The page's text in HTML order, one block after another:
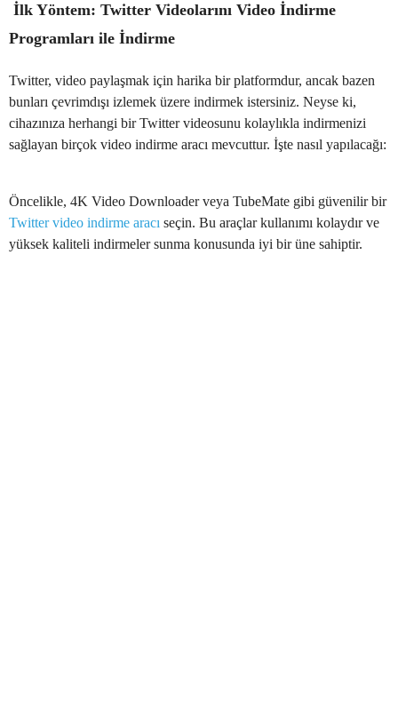
İlk Yöntem: Twitter Videolarını Video İndirme
Programları ile İndirme
Twitter, video paylaşmak için harika bir platformdur, ancak bazen
bunları çevrimdışı izlemek üzere indirmek istersiniz. Neyse ki,
cihazınıza herhangi bir Twitter videosunu kolaylıkla indirmenizi
sağlayan birçok video indirme aracı mevcuttur. İşte nasıl yapılacağı:
Öncelikle, 4K Video Downloader veya TubeMate gibi güvenilir bir
Twitter video indirme aracı seçin. Bu araçlar kullanımı kolaydır ve
yüksek kaliteli indirmeler sunma konusunda iyi bir üne sahiptir.